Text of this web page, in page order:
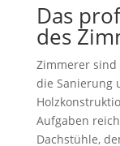
Das
des
Zimmerer sind
die Sanierung
Aufgaben
Dachstühle,